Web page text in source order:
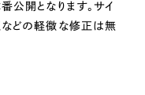
公開となります。サイ
どの軽微な修正は無